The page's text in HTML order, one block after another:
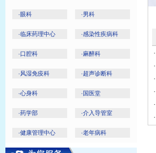
·眼科 ·男科
·临床药理中心 ·感染性疾病科
·口腔科 ·麻醉科
·风湿免疫科 ·超声诊断科
·心身科 · 国医堂
·药学部 ·介入导管室
·健康管理中心 ·老年病科
张童燕
·
·
·
·
·
·